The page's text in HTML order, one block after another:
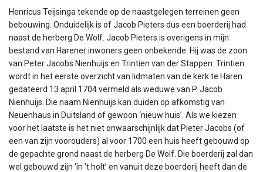
Henricus Teijsinga tekende op de naastgelegen terreinen geen
bebouwing. Onduidelijk is of Jacob Pieters dus een boerderij had
naast de herberg De Wolf. Jacob Pieters is overigens in mijn
bestand van Harener inwoners geen onbekende. Hij was de zoon
van Peter Jacobs Nienhuijs en Trintien van der Stappen. Trintien
wordt in het eerste overzicht van lidmaten van de kerk te Haren
gedateerd 13 april 1704 vermeld als weduwe van P. Jacob
Nienhuijs. Die naam Nienhuijs kan duiden op afkomstig van
Neuenhaus in Duitsland of gewoon ‘nieuw huis’. Als we kiezen
voor het laatste is het niet onwaarschijnlijk dat Pieter Jacobs (of
een van zijn voorouders) al voor 1700 een huis heeft gebouwd op
de gepachte grond naast de herberg De Wolf. Die boerderij zal dan
wel gebouwd zijn ‘in ’t holt’ en vanuit deze boerderij heeft dan de